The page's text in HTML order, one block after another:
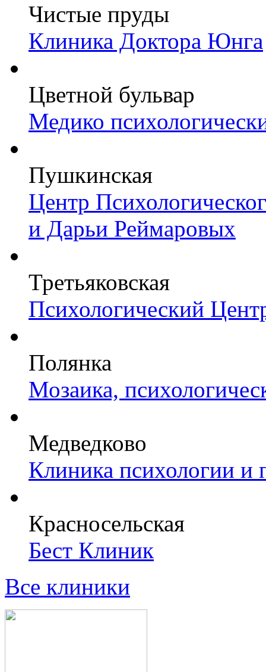
Чистые пруды
Клиника Доктора Юнга
Цветной бульвар
Медико
Пушкинская
Центр
и Дарьи Реймаровых
Третьяковская
Психологический
Полянка
Мозаика,
Медведково
Клиника психологии и
Красносельская
Бест Клиник
Все клиники